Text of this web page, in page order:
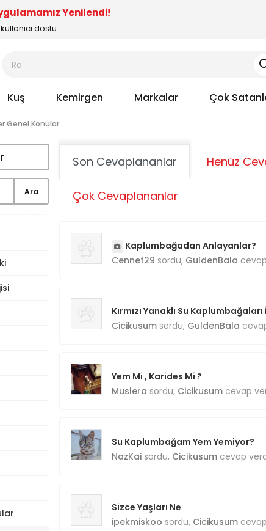
Yenilendi!
dostu
Kuş Kemirgen Markalar Çok
Genel Konular
Ara
Son Cevaplananlar Henüz
Çok Cevaplananlar
Kaplumbağadan Anlayanlar?
Cennet29 sordu, GuldenBala cevap
Kırmızı Yanaklı Su
Cicikusumsordu, GuldenBala
Yem Mi , Karides Mi ?
Muslera sordu, Cicikusumcevap
Su Kaplumbağam Yem Yemiyor?
NazKaisordu, Cicikusumcevap
Sizce Yaşları Ne
ipekmiskoo sordu, Cicikusumcevap